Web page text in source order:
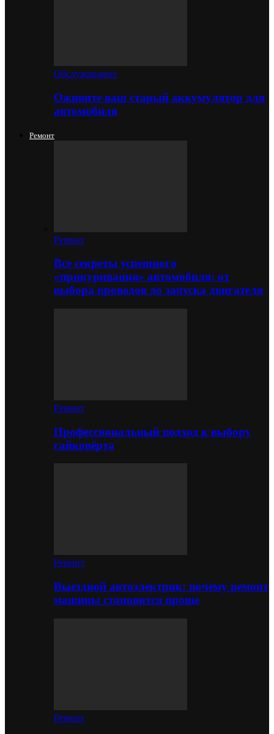
Обслуживание
Оживите ваш старый аккумулятор для
автомобиля
Ремонт
Ремонт
Все секреты успешного
«прикуривания» автомобиля: от
выбора проводов до запуска двигателя
Ремонт
Профессиональный подход к выбору
гайковёрта
Ремонт
Выездной автоэлектрик: почему ремонт
машины становится проще
Ремонт